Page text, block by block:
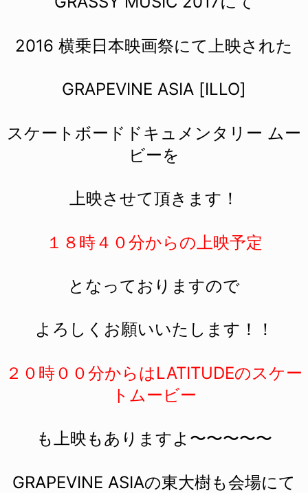
2016 横乗日本映画祭にて上映された
GRAPEVINE ASIA [ILLO]
スケートボードドキュメンタリー ムー
ビーを
上映させて頂きます！
１８時４０分からの上映予定
となっておりますので
よろしくお願いいたします！！
２０時００分からはLATITUDEのスケー
トムービー
も上映もありますよ〜〜〜〜〜
GRAPEVINE ASIAの東大樹も会場にて